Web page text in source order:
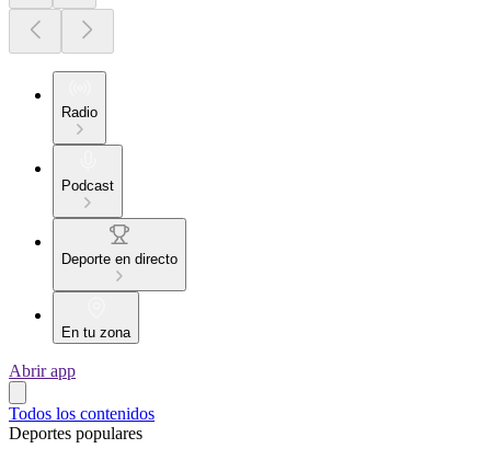
Radio
Podcast
Deporte en directo
En tu zona
Abrir app
Todos los contenidos
Deportes populares